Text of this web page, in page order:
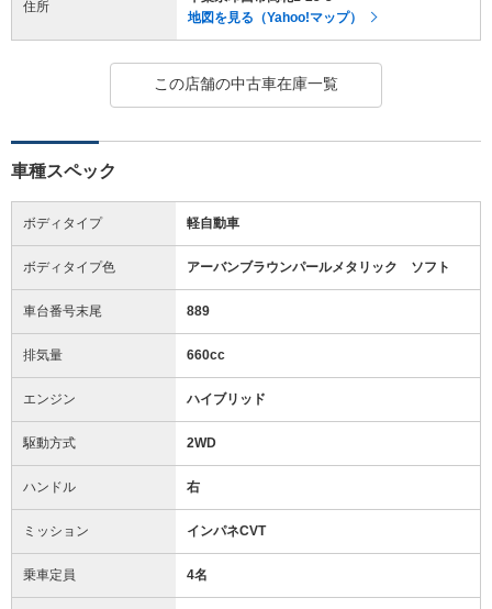
住所
地図を見る（Yahoo!マップ）
この店舗の中古車在庫一覧
車種スペック
ボディタイプ 軽自動車
ボディタイプ色 アーバンブラウンパールメタリック ソフト
車台番号末尾 889
排気量 660cc
エンジン ハイブリッド
駆動方式 2WD
ハンドル 右
ミッション インパネCVT
乗車定員 4名